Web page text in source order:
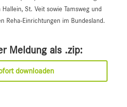
St. Veit sowie Tamsweg und
Reha-Einrichtungen im Bundesland.
Meldung als .zip:
downloaden